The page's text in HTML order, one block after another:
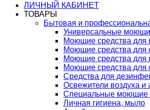
ЛИЧНЫЙ КАБИНЕТ
ТОВАРЫ
Бытовая и
Универсальные
Моющие средства для
Моющие средства для
Моющие средства для
Моющие средства для
Средства для
Освежители воздуха и
Специальные моющие
Личная гигиена, мыло